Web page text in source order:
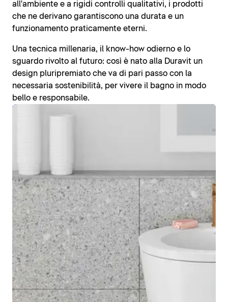
all'ambiente e a rigidi controlli qualitativi, i prodotti
che ne derivano garantiscono una durata e un
funzionamento praticamente eterni.
Una tecnica millenaria, il know-how odierno e lo
sguardo rivolto al futuro: così è nato alla Duravit un
design pluripremiato che va di pari passo con la
necessaria sostenibilità, per vivere il bagno in modo
bello e responsabile.